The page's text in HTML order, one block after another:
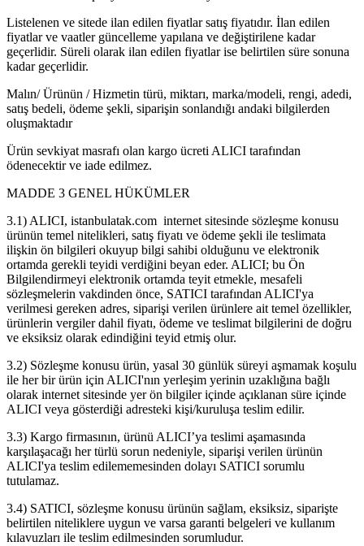
Listelenen ve sitede ilan edilen fiyatlar satış fiyatıdır. İlan edilen
fiyatlar ve vaatler güncelleme yapılana ve değiştirilene kadar
geçerlidir. Süreli olarak ilan edilen fiyatlar ise belirtilen süre sonuna
kadar geçerlidir.
Malın/ Ürünün / Hizmetin türü, miktarı, marka/modeli, rengi, adedi,
satış bedeli, ödeme şekli, siparişin sonlandığı andaki bilgilerden
oluşmaktadır
Ürün sevkiyat masrafı olan kargo ücreti ALICI tarafından
ödenecektir ve iade edilmez.
MADDE 3 GENEL HÜKÜMLER
3.1) ALICI, istanbulatak.com internet sitesinde sözleşme konusu
ürünün temel nitelikleri, satış fiyatı ve ödeme şekli ile teslimata
ilişkin ön bilgileri okuyup bilgi sahibi olduğunu ve elektronik
ortamda gerekli teyidi verdiğini beyan eder. ALICI; bu Ön
Bilgilendirmeyi elektronik ortamda teyit etmekle, mesafeli
sözleşmelerin vakdinden önce, SATICI tarafından ALICI'ya
verilmesi gereken adres, siparişi verilen ürünlere ait temel özellikler,
ürünlerin vergiler dahil fiyatı, ödeme ve teslimat bilgilerini de doğru
ve eksiksiz olarak edindiğini teyid etmiş olur.
3.2) Sözleşme konusu ürün, yasal 30 günlük süreyi aşmamak koşulu
ile her bir ürün için ALICI'nın yerleşim yerinin uzaklığına bağlı
olarak internet sitesinde yer ön bilgiler içinde açıklanan süre içinde
ALICI veya gösterdiği adresteki kişi/kuruluşa teslim edilir.
3.3) Kargo firmasının, ürünü ALICI’ya teslimi aşamasında
karşılaşacağı her türlü sorun nedeniyle, siparişi verilen ürünün
ALICI'ya teslim edilememesinden dolayı SATICI sorumlu
tutulamaz.
3.4) SATICI, sözleşme konusu ürünün sağlam, eksiksiz, siparişte
belirtilen niteliklere uygun ve varsa garanti belgeleri ve kullanım
kılavuzları ile teslim edilmesinden sorumludur.